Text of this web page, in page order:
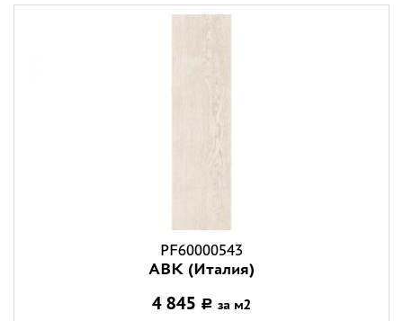
PF60000543
ABK (Италия)
4 845 Р за м2